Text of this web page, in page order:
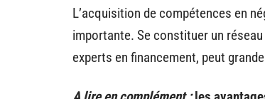
L’acquisition de compétences en
importante. Se constituer un
experts en financement, peut